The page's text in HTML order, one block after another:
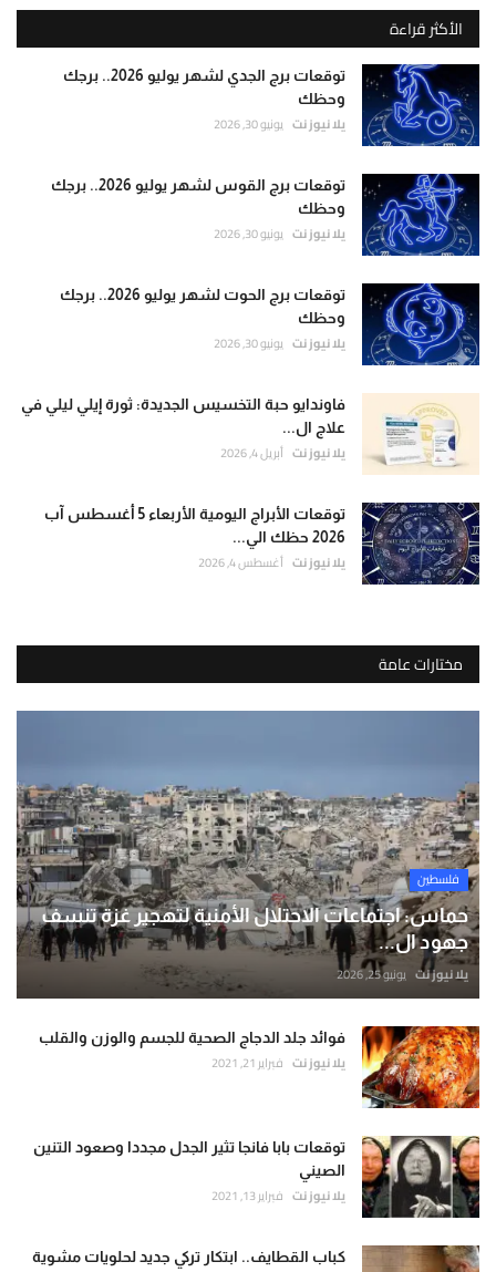
الأكثر قراءة
توقعات برج الجدي لشهر يوليو 2026.. برجك
وحظك
يلا نيوز نت يونيو 30, 2026
توقعات برج القوس لشهر يوليو 2026.. برجك
وحظك
يلا نيوز نت يونيو 30, 2026
توقعات برج الحوت لشهر يوليو 2026.. برجك
وحظك
يلا نيوز نت يونيو 30, 2026
فاوندايو حبة التخسيس الجديدة: ثورة إيلي ليلي في
علاج ال...
يلا نيوز نت أبريل 4, 2026
توقعات الأبراج اليومية الأربعاء 5 أغسطس آب
2026 حظك الي...
يلا نيوز نت أغسطس 4, 2026
مختارات عامة
فلسطين
حماس: اجتماعات الاحتلال الأمنية لتهجير غزة تنسف
جهود ال...
يلا نيوز نت يونيو 25, 2026
فوائد جلد الدجاج الصحية للجسم والوزن والقلب
يلا نيوز نت فبراير 21, 2021
توقعات بابا فانجا تثير الجدل مجددا وصعود التنين
الصيني
يلا نيوز نت فبراير 13, 2021
كباب القطايف.. ابتكار تركي جديد لحلويات مشوية